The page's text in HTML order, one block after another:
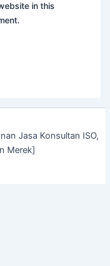
in this
Jasa Konsultan ISO,
Merek]